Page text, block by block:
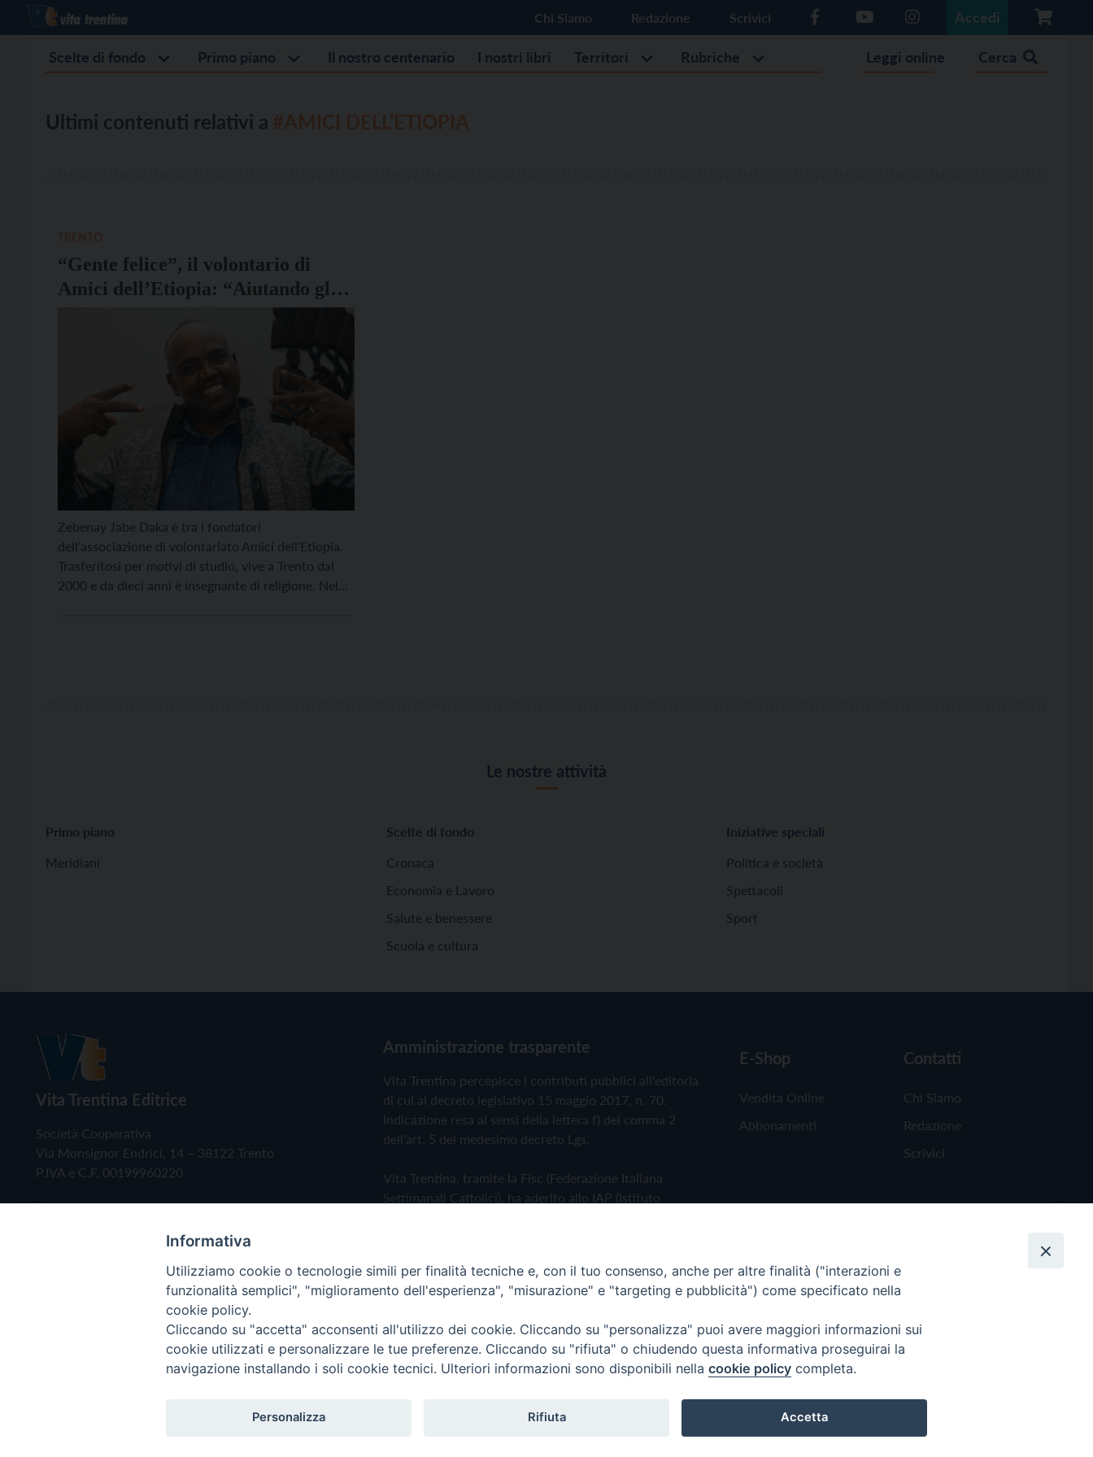
Chi Siamo Redazione Scrivici Accedi
Scelte di fondo Primo piano Il nostro centenario I nostri libri Territori Rubriche Leggi online Cerca
Ultimi contenuti relativi a
“Gente felice”, il volontario di
Amici dell’Etiopia: “Aiutando gli
altri ti senti parte di un gruppo”
Zebenay Jabe Daka è tra i fondatori
dell’associazione di volontariato Amici dell’Etiopia.
Trasferitosi per motivi di studio, vive a Trento dal
2000 e da dieci anni è insegnante di religione. Nel
Le nostre attività
Primo piano
Meridiani
Scelte di fondo
Cronaca
Economia e Lavoro
Salute e benessere
Scuola e cultura
Iniziative speciali
Politica e società
Spettacoli
Sport
Vita Trentina Editrice
Società Cooperativa
Via Monsignor Endrici, 14 – 38122 Trento
P.IVA e C.F. 00199960220
Amministrazione trasparente
Vita Trentina percepisce i contributi pubblici all'editoria
di cui al decreto legislativo 15 maggio 2017, n. 70.
Indicazione resa ai sensi della lettera f) del comma 2
dell'art. 5 del medesimo decreto Lgs.
Vita Trentina, tramite la Fisc (Federazione Italiana
Settimanali Cattolici), ha aderito allo IAP (Istituto
Privacy Policy Cookie Policy
E-Shop
Vendita Online
Abbonamenti
Contatti
Chi Siamo
Redazione
Scrivici
Copyright © 2019 - Tutti i diritti riservati - Vita Trentina Editrice
Informativa
Utilizziamo cookie o tecnologie simili per finalità tecniche e, con il tuo consenso, anche per altre finalità ("interazioni e
funzionalità semplici", "miglioramento dell'esperienza", "misurazione" e "targeting e pubblicità") come specificato nella
cookie policy.
Cliccando su "accetta" acconsenti all'utilizzo dei cookie. Cliccando su "personalizza" puoi avere maggiori informazioni sui
cookie utilizzati e personalizzare le tue preferenze. Cliccando su "rifiuta" o chiudendo questa informativa proseguirai la
navigazione installando i soli cookie tecnici. Ulteriori informazioni sono disponibili nella cookie policy completa.
Personalizza Rifiuta Accetta